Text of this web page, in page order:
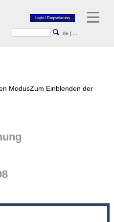
de |
ModusZum Einblenden der